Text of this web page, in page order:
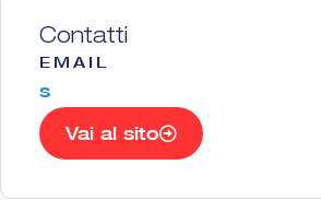
Contatti
EMAIL
s
Vai al sito